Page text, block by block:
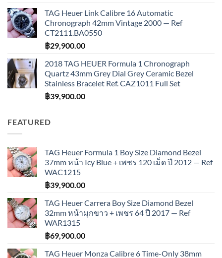
TAG Heuer Link Calibre 16 Automatic
Chronograph 42mm Vintage 2000 — Ref
CT2111.BA0550
฿29,900.00
2018 TAG HEUER Formula 1 Chronograph
Quartz 43mm Grey Dial Grey Ceramic Bezel
Stainless Bracelet Ref. CAZ1011 Full Set
฿39,900.00
FEATURED
TAG Heuer Formula 1 Boy Size Diamond Bezel
37mm หน้า Icy Blue + เพชร 120 เม็ด ปี 2012 — Ref
WAC1215
฿39,900.00
TAG Heuer Carrera Boy Size Diamond Bezel
32mm หน้ามุกขาว + เพชร 64 ปี 2017 — Ref
WAR1315
฿69,900.00
TAG Heuer Monza Calibre 6 Time-Only 38mm